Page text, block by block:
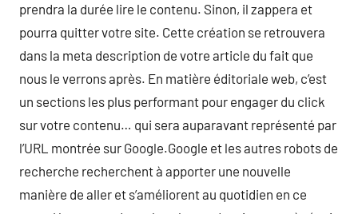
prendra la durée lire le contenu. Sinon, il zappera et
pourra quitter votre site. Cette création se retrouvera
dans la meta description de votre article du fait que
nous le verrons après. En matière éditoriale web, c’est
un sections les plus performant pour engager du click
sur votre contenu… qui sera auparavant représenté par
l’URL montrée sur Google.Google et les autres robots de
recherche recherchent à apporter une nouvelle
manière de aller et s’améliorent au quotidien en ce